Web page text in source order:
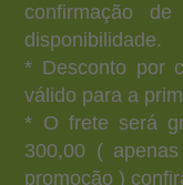
confirmação
disponibilidade.
* Desconto por
válido para a
* O frete será
300,00 (
promoção )